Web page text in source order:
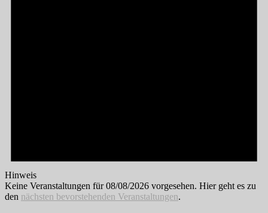
Hinweis
Keine Veranstaltungen für 08/08/2026 vorgesehen. Hier geht es zu
den nächsten bevorstehenden Veranstaltungen.